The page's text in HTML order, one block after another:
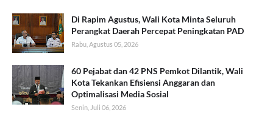
Di Rapim Agustus, Wali Kota Minta Seluruh
Perangkat Daerah Percepat Peningkatan PAD
Rabu, Agustus 05, 2026
60 Pejabat dan 42 PNS Pemkot Dilantik, Wali
Kota Tekankan Efisiensi Anggaran dan
Optimalisasi Media Sosial
Senin, Juli 06, 2026